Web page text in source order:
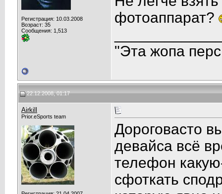
Регистрация: 10.03.2008
Возраст: 35
Сообщения: 1,513
фотоаппарат?
"Эта жопа
22.12.2008, 01:17
Airkill
Prior.eSports team
Дороговасто
девайса всё
телефон
сфоткать